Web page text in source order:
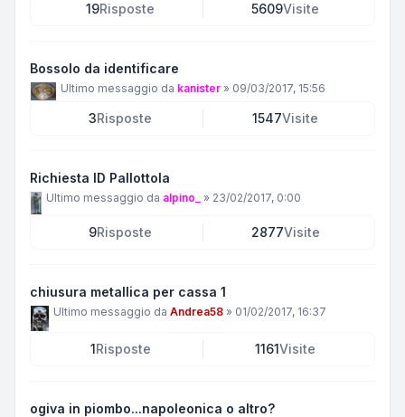
19Risposte 5609Visite
Bossolo da identificare
Ultimo messaggio da kanister » 09/03/2017, 15:56
3Risposte 1547Visite
Richiesta ID Pallottola
Ultimo messaggio da alpino_ » 23/02/2017, 0:00
9Risposte 2877Visite
chiusura metallica per cassa 1
Ultimo messaggio da Andrea58 » 01/02/2017, 16:37
1Risposte 1161Visite
ogiva in piombo...napoleonica o altro?